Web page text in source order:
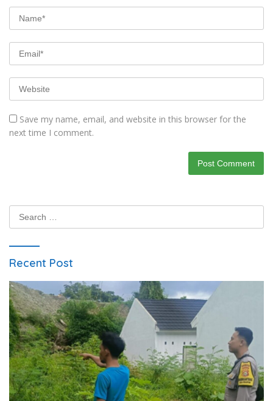
Save my name, email, and website in this browser for the
next time I comment.
Search
for:
Recent Post